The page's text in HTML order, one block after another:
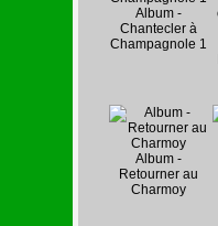
Album -
Chantecler à
Champagnole 1
Album -
Retourner au
Charmoy